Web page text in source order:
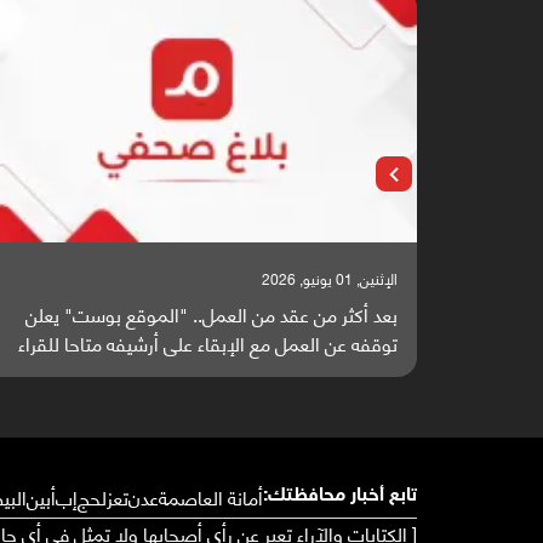
بعد أكثر من عقد من العمل.. "الموقع بوست" يعلن
توقفه عن العمل مع الإبقاء على أرشيفه متاحا للقراء
تابع أخبار محافظتك:أمانة العاصمةعدنتعزلحجإبأبين
[ الكتابات والآراء تعبر عن رأي أصحابها ولا تمثل في